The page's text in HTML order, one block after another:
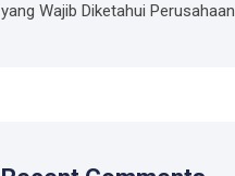
yang Wajib Diketahui Perusahaan